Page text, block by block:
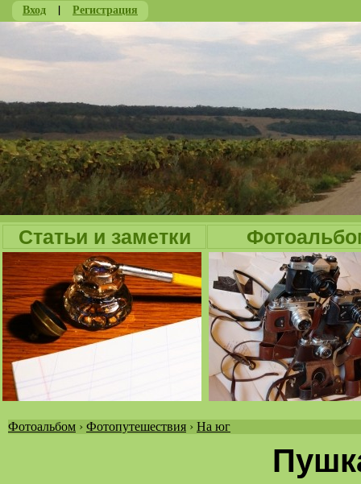
Вход | Регистрация
Статьи и заметки
Фотоальбом › Фотопутешествия › На юг